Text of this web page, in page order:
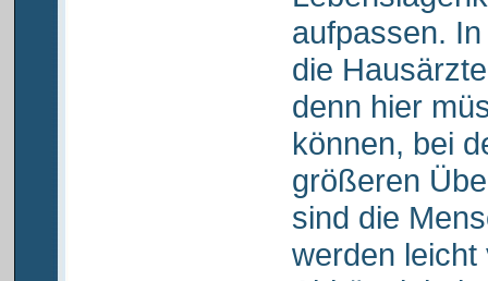
aufpassen.
die
denn hier
können, bei
größeren
sind die
werden